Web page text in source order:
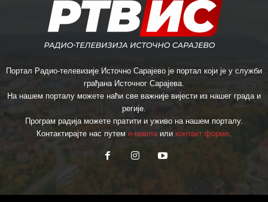
Портал Радио-телевизије Источно Сарајево је портал који је у служби
грађана Источног Сарајева.
На нашем порталу можете наћи све важније вијести из нашег града и
регије.
Програм радија можете пратити и уживо на нашем порталу.
Контактирајте нас путем е-маилаили контакт форме.